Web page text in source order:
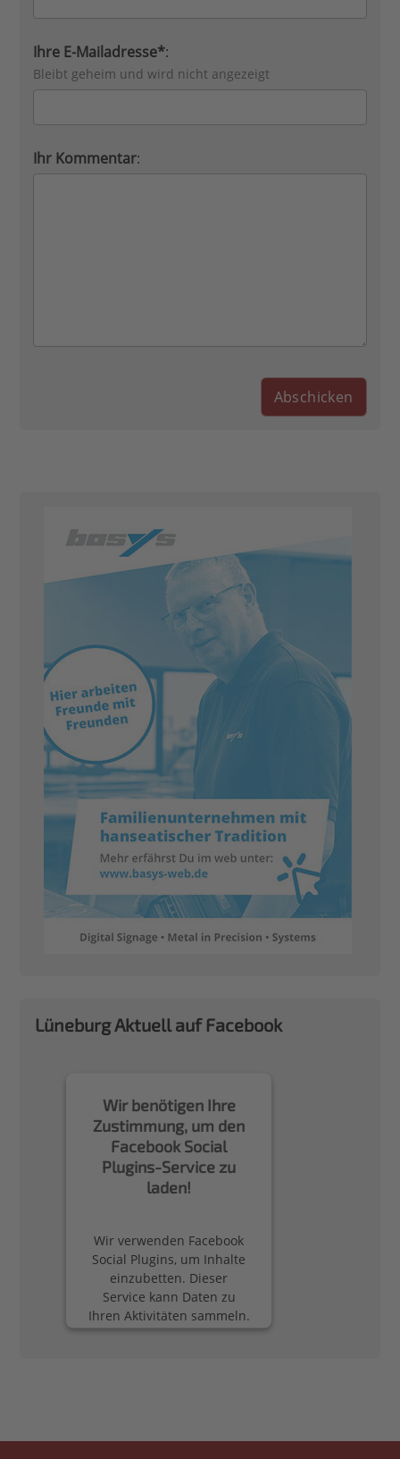
Ihre E-Mailadresse*:
Bleibt geheim und wird nicht angezeigt
Ihr Kommentar:
Lüneburg Aktuell auf Facebook
Wir benötigen Ihre
Zustimmung, um den
Facebook Social
Plugins-Service zu
laden!
Wir verwenden Facebook
Social Plugins, um Inhalte
einzubetten. Dieser
Service kann Daten zu
Ihren Aktivitäten sammeln.
Bitte lesen Sie die Details
Mehr Informationen